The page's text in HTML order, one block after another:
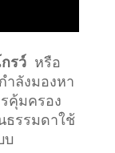
รว์ หรือ
ำลังมองหา
คุ้มครอง
ธรรมดาใช้
บ